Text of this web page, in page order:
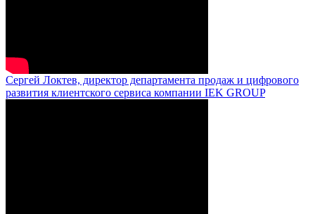
Сергей Локтев, директор департамента продаж и цифрового
развития клиентского сервиса компании IEK GROUP